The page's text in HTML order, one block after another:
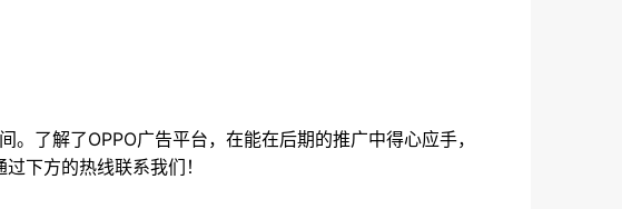
。 了解了OPPO广告平台，在能在后期的推广中得心应手，
下方的热线联系我们！